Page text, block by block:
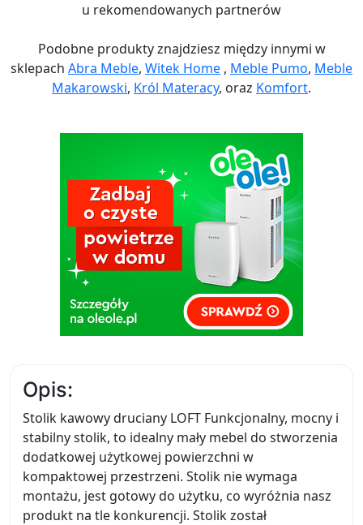
u rekomendowanych partnerów
Podobne produkty znajdziesz między innymi w
sklepach Abra Meble, Witek Home , Meble Pumo, Meble
Makarowski, Król Materacy, oraz Komfort.
Opis:
Stolik kawowy druciany LOFT Funkcjonalny, mocny i
stabilny stolik, to idealny mały mebel do stworzenia
dodatkowej użytkowej powierzchni w
kompaktowej przestrzeni. Stolik nie wymaga
montażu, jest gotowy do użytku, co wyróżnia nasz
produkt na tle konkurencji. Stolik został